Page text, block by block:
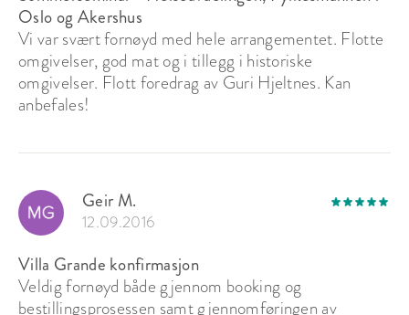
Oslo og Akershus
Vi var svært fornøyd med hele arrangementet. Flotte
omgivelser, god mat og i tillegg i historiske
omgivelser. Flott foredrag av Guri Hjeltnes. Kan
anbefales!
Geir M.
12.09.2016
Villa Grande konfirmasjon
Veldig fornøyd både gjennom booking og
bestillingsprosessen samt gjennomføringen av